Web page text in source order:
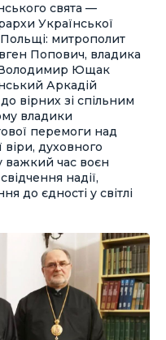
свята —
Української
митрополит
Попович, владика
Володимир Ющак
Аркадій
вірних зі спільним
владики
перемоги над
духовного
важкий час воєн
надії,
до єдності у світлі